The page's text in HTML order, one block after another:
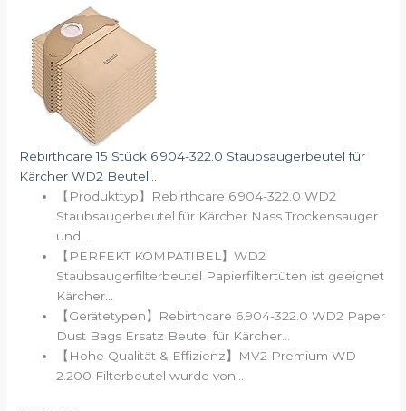
Rebirthcare 15 Stück 6.904-322.0 Staubsaugerbeutel für
Kärcher WD2 Beutel...
【Produkttyp】Rebirthcare 6.904-322.0 WD2
Staubsaugerbeutel für Kärcher Nass Trockensauger
und...
【PERFEKT KOMPATIBEL】WD2
Staubsaugerfilterbeutel Papierfiltertüten ist geeignet
Kärcher...
【Gerätetypen】Rebirthcare 6.904-322.0 WD2 Paper
Dust Bags Ersatz Beutel für Kärcher...
【Hohe Qualität & Effizienz】MV2 Premium WD
2.200 Filterbeutel wurde von...